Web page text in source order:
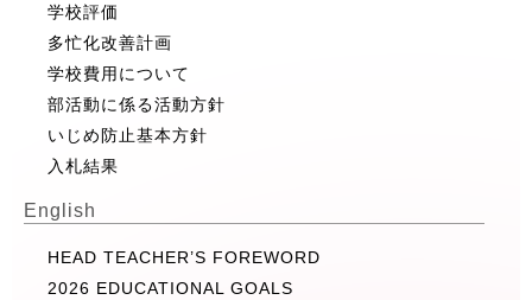
学校評価
多忙化改善計画
学校費用について
部活動に係る活動方針
いじめ防止基本方針
入札結果
English
HEAD TEACHER’S FOREWORD
2026 EDUCATIONAL GOALS